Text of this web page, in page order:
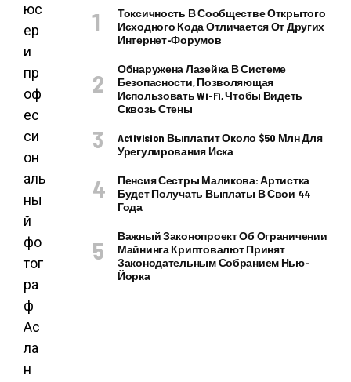
юс
ер
и
пр
оф
ес
си
он
аль
ны
й
фо
тог
ра
ф
Ас
ла
н
Токсичность В Сообществе Открытого
Исходного Кода Отличается От Других
Интернет-Форумов
Обнаружена Лазейка В Системе
Безопасности, Позволяющая
Использовать Wi-Fi, Чтобы Видеть
Сквозь Стены
Activision Выплатит Около $50 Млн Для
Урегулирования Иска
Пенсия Сестры Маликова: Артистка
Будет Получать Выплаты В Свои 44
Года
Важный Законопроект Об Ограничении
Майнинга Криптовалют Принят
Законодательным Собранием Нью-
Йорка